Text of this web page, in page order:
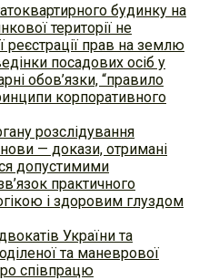
будинку на
території не
прав на землю
посадових осіб у
обов’язки, “правило
корпоративного
розслідування
— докази, отримані
допустимими
практичного
і здоровим глуздом
України та
та маневрової
співпрацю